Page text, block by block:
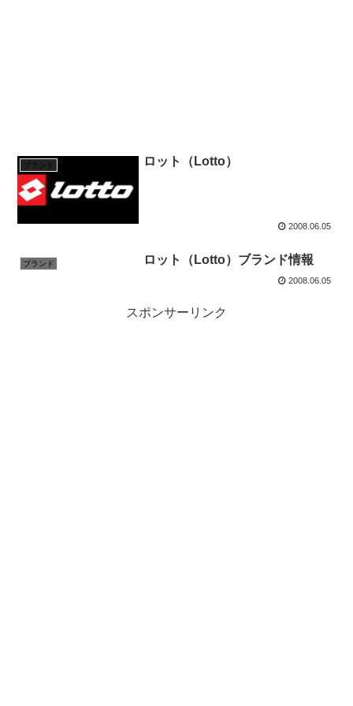
ブランド ロット（Lotto）
2008.06.05
ブランド ロット（Lotto）ブランド情報
2008.06.05
スポンサーリンク